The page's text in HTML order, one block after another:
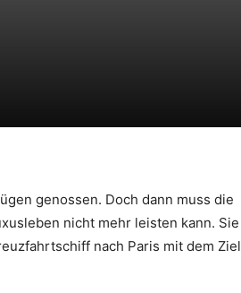
genossen. Doch dann muss die
nicht mehr leisten kann. Sie
nach Paris mit dem Ziel